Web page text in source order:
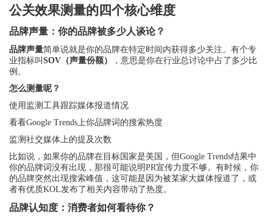
公关效果测量的四个核心维度
品牌声量：你的品牌被多少人谈论？
品牌声量简单说就是你的品牌在特定时间内获得多少关注。有个专
业指标叫 SOV（声量份额）
，意思是你在行业总讨论中占了多少比
例。
怎么测量呢？
使用监测工具跟踪媒体报道情况
看看Google Trends上你品牌词的搜索热度
监测社交媒体上的提及次数
比如说，如果你的品牌在目标国家是美国，但Google Trends结果中
你的品牌词没有出现，那很可能说明PR宣传力度不够。有时候，你
的品牌突然出现搜索峰值，这可能是因为被某家大媒体报道了，或
者有优质KOL发布了相关内容带动了热度。
品牌认知度：消费者如何看待你？